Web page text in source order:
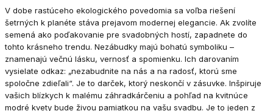
V dobe rastúceho ekologického povedomia sa voľba riešení
šetrných k planéte stáva prejavom modernej elegancie. Ak zvolíte
semená ako poďakovanie pre svadobných hostí, zapadnete do
tohto krásneho trendu. Nezábudky majú bohatú symboliku –
znamenajú večnú lásku, vernosť a spomienku. Ich darovaním
vysielate odkaz: „nezabudnite na nás a na radosť, ktorú sme
spoločne zdieľali“. Je to darček, ktorý neskončí v zásuvke. Inšpiruje
vašich blízkych k malému záhradkárčeniu a pohľad na kvitnúce
modré kvety bude živou pamiatkou na vašu svadbu. Je to jeden z